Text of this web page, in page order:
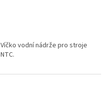
Víčko vodní nádrže pro stroje
NTC.